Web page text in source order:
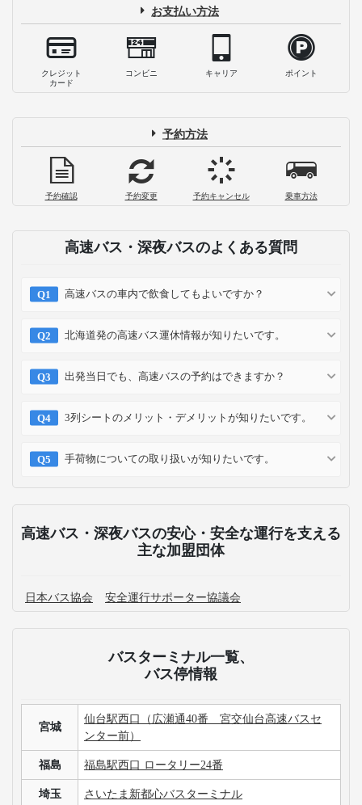
お支払い方法
クレジット
カード
コンビニ キャリア ポイント
予約方法
予約確認 予約変更 予約キャンセル 乗車方法
高速バス・深夜バスのよくある質問
高速バスの車内で飲食してもよいですか？
北海道発の高速バス運休情報が知りたいです。
出発当日でも、高速バスの予約はできますか？
3列シートのメリット・デメリットが知りたいです。
手荷物についての取り扱いが知りたいです。
高速バス・深夜バスの安心・安全な運行を支える
主な加盟団体
日本バス協会 安全運行サポーター協議会
バスターミナル一覧、
バス停情報
宮城
仙台駅西口（広瀬通40番 宮交仙台高速バスセ
ンター前）
福島 福島駅西口 ロータリー24番
埼玉 さいたま新都心バスターミナル